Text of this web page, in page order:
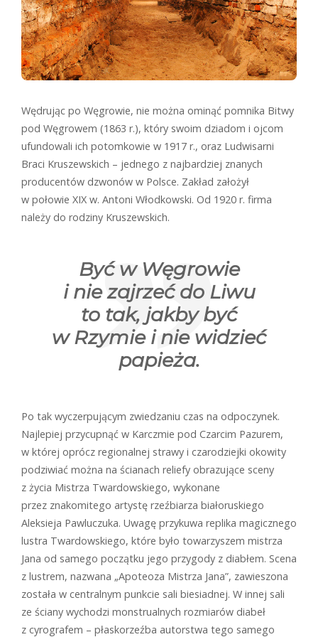
Wędrując po Węgrowie, nie można ominąć pomnika Bitwy
pod Węgrowem (1863 r.), który swoim dziadom i ojcom
ufundowali ich potomkowie w 1917 r., oraz Ludwisarni
Braci Kruszewskich – jednego z najbardziej znanych
producentów dzwonów w Polsce. Zakład założył
w połowie XIX w. Antoni Włodkowski. Od 1920 r. firma
należy do rodziny Kruszewskich.
Być w Węgrowie
i nie zajrzeć do Liwu
to tak, jakby być
w Rzymie i nie widzieć
papieża.
Po tak wyczerpującym zwiedzaniu czas na odpoczynek.
Najlepiej przycupnąć w Karczmie pod Czarcim Pazurem,
w której oprócz regionalnej strawy i czarodziejki okowity
podziwiać można na ścianach reliefy obrazujące sceny
z życia Mistrza Twardowskiego, wykonane
przez znakomitego artystę rzeźbiarza białoruskiego
Aleksieja Pawluczuka. Uwagę przykuwa replika magicznego
lustra Twardowskiego, które było towarzyszem mistrza
Jana od samego początku jego przygody z diabłem. Scena
z lustrem, nazwana „Apoteoza Mistrza Jana”, zawieszona
została w centralnym punkcie sali biesiadnej. W innej sali
ze ściany wychodzi monstrualnych rozmiarów diabeł
z cyrografem – płaskorzeźba autorstwa tego samego